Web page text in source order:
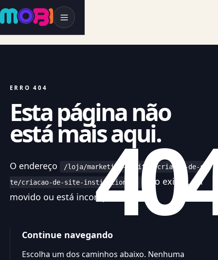
ERRO 404
Esta página não
está mais aqui.
O endereço
/loja/marketing-digital/criacao-de-si
te/criacao-de-site-institucional/
não existe, foi
movido ou está incompleto.
Continue navegando
Escolha um dos caminhos abaixo. Nenhuma